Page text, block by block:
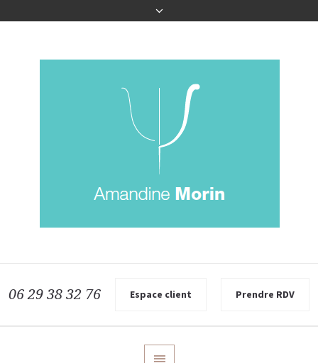
06 29 38 32 76 Espace client Prendre RDV